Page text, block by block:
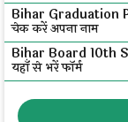
Bihar Graduation
चेक करें अपना नाम
Bihar Board 10th
यहाँ से भरें फॉर्म